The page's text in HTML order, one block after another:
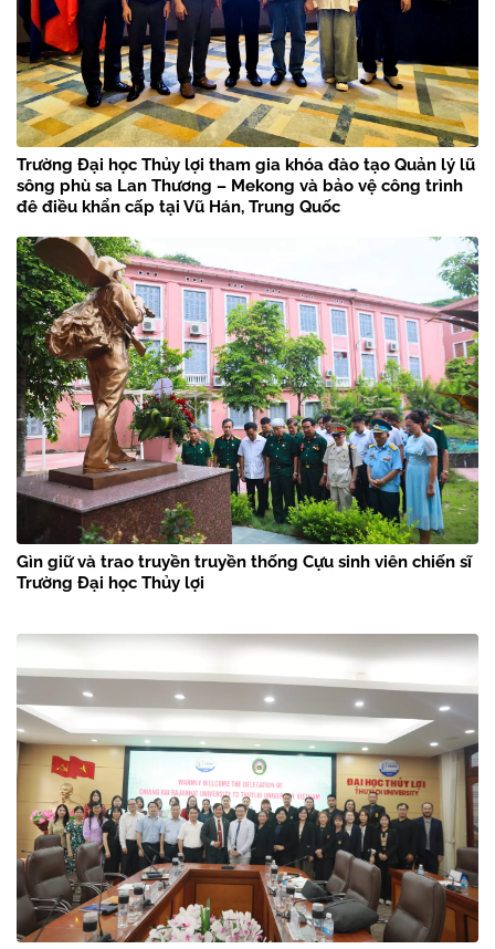
Trường Đại học Thủy lợi tham gia khóa đào tạo Quản lý lũ
sông phù sa Lan Thương – Mekong và bảo vệ công trình
đê điều khẩn cấp tại Vũ Hán, Trung Quốc
Gìn giữ và trao truyền truyền thống Cựu sinh viên chiến sĩ
Trường Đại học Thủy lợi